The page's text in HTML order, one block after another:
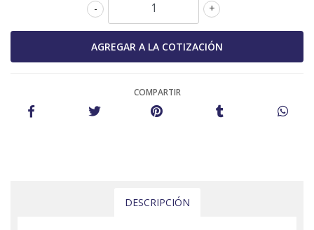
+
-
COMPARTIR
DESCRIPCIÓN